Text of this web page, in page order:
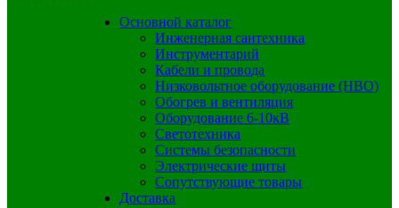
Основной каталог
Инженерная сантехника
Инструментарий
Кабели и провода
Низковольтное оборудование (НВО)
Обогрев и вентиляция
Оборудование 6-10кВ
Светотехника
Системы безопасности
Электрические щиты
Сопутствующие товары
Доставка